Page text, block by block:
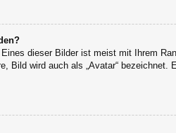
dieser Bilder ist meist mit Ihrem
Bild wird auch als „Avatar“